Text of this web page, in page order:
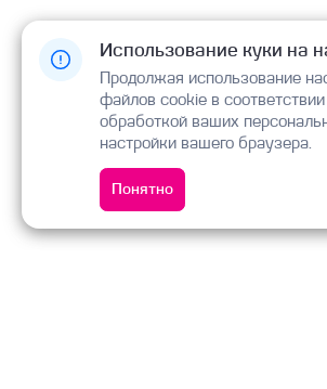
Использование куки на
Продолжая использование
файлов cookie в
обработкой ваших
настройки вашего браузера.
Понятно